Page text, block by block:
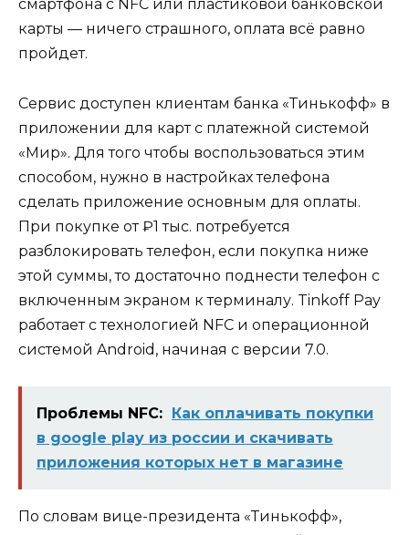
смартфона с NFC или пластиковой банковской
карты — ничего страшного, оплата всё равно
пройдет.
Сервис доступен клиентам банка «Тинькофф» в
приложении для карт с платежной системой
«Мир». Для того чтобы воспользоваться этим
способом, нужно в настройках телефона
сделать приложение основным для оплаты.
При покупке от ₽1 тыс. потребуется
разблокировать телефон, если покупка ниже
этой суммы, то достаточно поднести телефон с
включенным экраном к терминалу. Tinkoff Pay
работает с технологией NFC и операционной
системой Android, начиная с версии 7.0.
Проблемы NFC: Как оплачивать покупки
в google play из россии и скачивать
приложения которых нет в магазине
По словам вице-президента «Тинькофф»,